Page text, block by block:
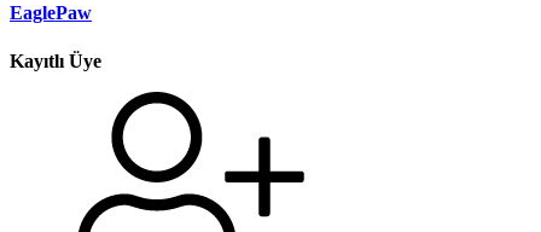
EaglePaw
Kayıtlı Üye